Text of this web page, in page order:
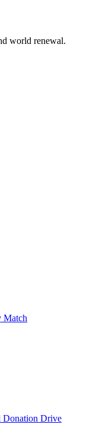
world renewal.
Match
Donation Drive